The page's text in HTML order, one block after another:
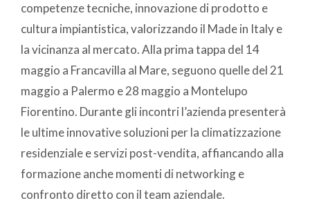
competenze tecniche, innovazione di prodotto e
cultura impiantistica, valorizzando il Made in Italy e
la vicinanza al mercato. Alla prima tappa del 14
maggio a Francavilla al Mare, seguono quelle del 21
maggio a Palermo e 28 maggio a Montelupo
Fiorentino. Durante gli incontri l’azienda presenterà
le ultime innovative soluzioni per la climatizzazione
residenziale e servizi post-vendita, affiancando alla
formazione anche momenti di networking e
confronto diretto con il team aziendale.